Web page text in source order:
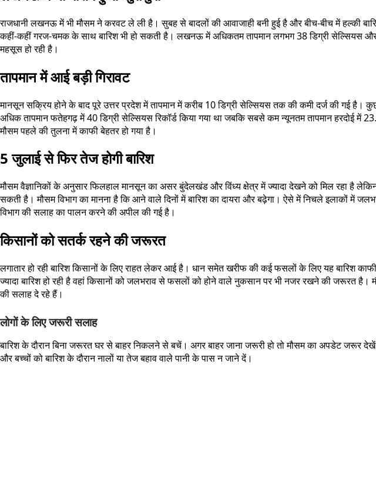
राजधानी लखनऊ में भी मौसम ने करवट ले ली है। सुबह से बादलों की आवाजाही बनी हुई है और बीच-बीच में हल्की
कहीं-कहीं गरज-चमक के साथ बारिश भी हो सकती है। लखनऊ में अधिकतम तापमान लगभग 38 डिग्री सेल्सियस और
महसूस हो रही है।
तापमान में आई बड़ी गिरावट
मानसून सक्रिय होने के बाद पूरे उत्तर प्रदेश में तापमान में करीब 10 डिग्री सेल्सियस तक की कमी दर्ज की गई है।
अधिक तापमान फतेहगढ़ में 40 डिग्री सेल्सियस रिकॉर्ड किया गया था जबकि सबसे कम न्यूनतम तापमान हरदोई में
मौसम पहले की तुलना में काफी बेहतर हो गया है।
5 जुलाई से फिर तेज होगी बारिश
मौसम वैज्ञानिकों के अनुसार फिलहाल मानसून का असर बुंदेलखंड और विंध्य क्षेत्र में ज्यादा देखने को मिल रहा है
सकती है। मौसम विभाग का मानना है कि आने वाले दिनों में बारिश का दायरा और बढ़ेगा। ऐसे में निचले इलाकों में
विभाग की सलाह का पालन करने की अपील की गई है।
किसानों को सतर्क रहने की जरूरत
लगातार हो रही बारिश किसानों के लिए राहत लेकर आई है। धान समेत खरीफ की कई फसलों के लिए यह बारिश
ज्यादा बारिश हो रही है वहां किसानों को जलभराव से फसलों को होने वाले नुकसान पर भी नजर रखने की जरूरत
की सलाह दे रहे हैं।
लोगों के लिए जरूरी सलाह
बारिश के दौरान बिना जरूरत घर से बाहर निकलने से बचें। अगर बाहर जाना जरूरी हो तो मौसम का अपडेट
और बच्चों को बारिश के दौरान नालों या तेज बहाव वाले पानी के पास न जाने दें।